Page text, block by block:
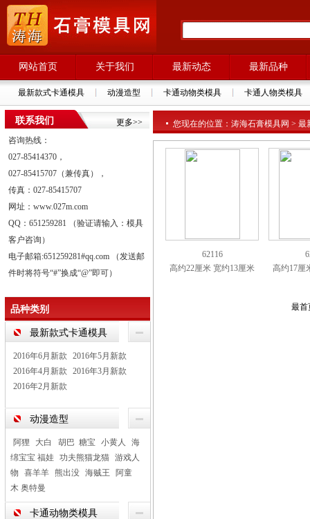
网站首页 关于我们 最新动态 最新品种
最新款式卡通模具 动漫造型 卡通动物类模具 卡通人物类模具
更多>>
联系我们
咨询热线：
027-85414370，
027-85415707（兼传真），
传真：027-85415707
网址：www.027m.com
QQ：651259281 （验证请输入：模具
客户咨询）
电子邮箱:651259281#qq.com （发送邮
件时将符号“#”换成“@”即可）
品种类别
最新款式卡通模具
2016年6月新款
2016年5月新款
2016年4月新款
2016年3月新款
2016年2月新款
动漫造型
阿狸 大白 胡巴 糖宝 小黄人
海
绵宝宝 福娃 功夫熊猫龙猫 游戏人
物
喜羊羊 熊出没 海贼王
阿童
木 奥特曼
卡通动物类模具
您现在的位置：涛海石膏模具网 >
62116
高约22厘米 宽约13厘米
高约17厘
最首